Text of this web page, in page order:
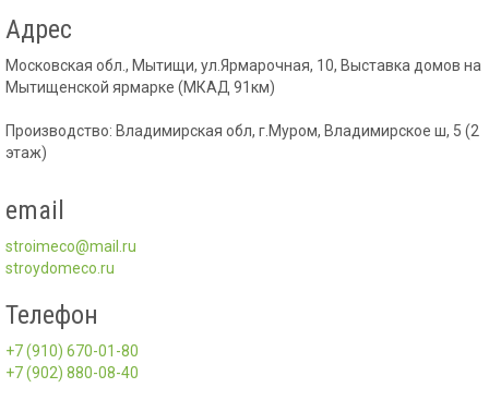
Адрес
Московская обл., Мытищи, ул.Ярмарочная, 10, Выставка домов на
Мытищенской ярмарке (МКАД 91км)
Производство: Владимирская обл, г.Муром, Владимирское ш, 5 (2
этаж)
email
stroimeco@mail.ru
stroydomeco.ru
Телефон
+7 (910) 670-01-80
+7 (902) 880-08-40